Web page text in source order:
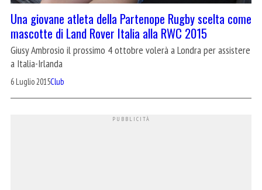
Una giovane atleta della Partenope Rugby scelta come
mascotte di Land Rover Italia alla RWC 2015
Giusy Ambrosio il prossimo 4 ottobre volerà a Londra per assistere
a Italia-Irlanda
6 Luglio 2015Club